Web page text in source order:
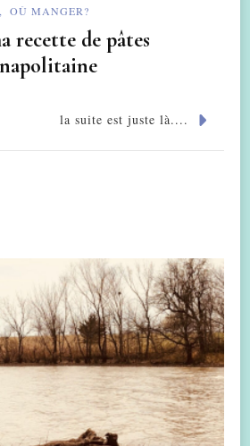
OÙ MANGER?
recette de pâtes
la suite est juste là....